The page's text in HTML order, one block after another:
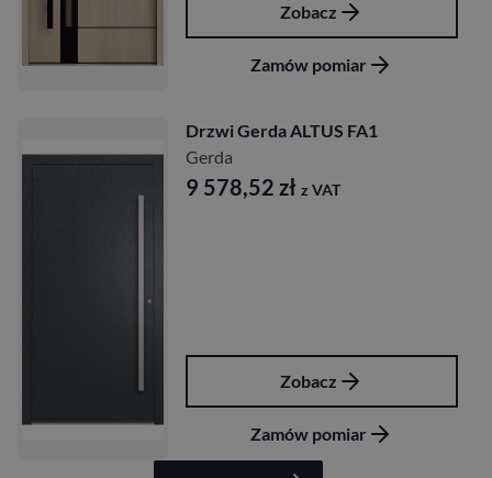
Zobacz
Zamów pomiar
Drzwi Gerda ALTUS FA1
Gerda
9 578,52 zł z VAT
Zobacz
Zamów pomiar